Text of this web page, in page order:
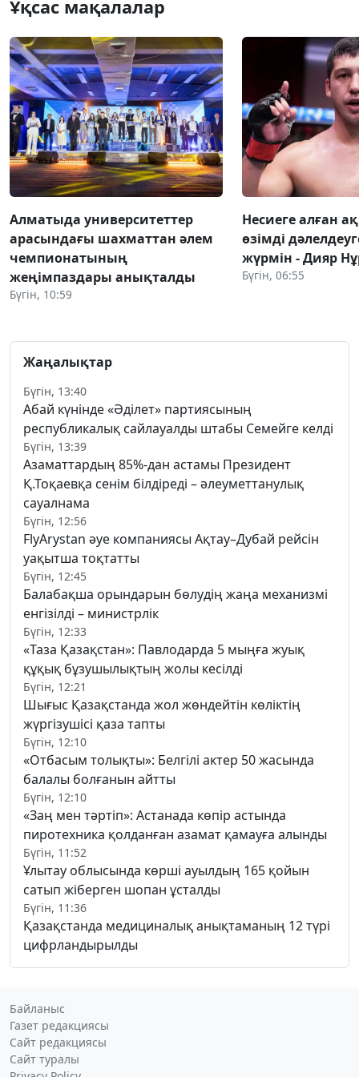
Ұқсас мақалалар
Алматыда университеттер
арасындағы шахматтан әлем
чемпионатының
жеңімпаздары анықталды
Бүгін, 10:59
Несиеге алған
өзімді
жүрмін - Дияр
Бүгін, 06:55
Жаңалықтар
Бүгін, 13:40
Абай күнінде «Әділет» партиясының
республикалық сайлауалды штабы Семейге келді
Бүгін, 13:39
Азаматтардың 85%-дан астамы Президент
Қ.Тоқаевқа сенім білдіреді – әлеуметтанулық
сауалнама
Бүгін, 12:56
FlyArystan әуе компаниясы Ақтау–Дубай рейсін
уақытша тоқтатты
Бүгін, 12:45
Балабақша орындарын бөлудің жаңа механизмі
енгізілді – министрлік
Бүгін, 12:33
«Таза Қазақстан»: Павлодарда 5 мыңға жуық
құқық бұзушылықтың жолы кесілді
Бүгін, 12:21
Шығыс Қазақстанда жол жөндейтін көліктің
жүргізушісі қаза тапты
Бүгін, 12:10
«Отбасым толықты»: Белгілі актер 50 жасында
балалы болғанын айтты
Бүгін, 12:10
«Заң мен тәртіп»: Астанада көпір астында
пиротехника қолданған азамат қамауға алынды
Бүгін, 11:52
Ұлытау облысында көрші ауылдың 165 қойын
сатып жіберген шопан ұсталды
Бүгін, 11:36
Қазақстанда медициналық анықтаманың 12 түрі
цифрландырылды
Байланыс
Газет редакциясы
Сайт редакциясы
Сайт туралы